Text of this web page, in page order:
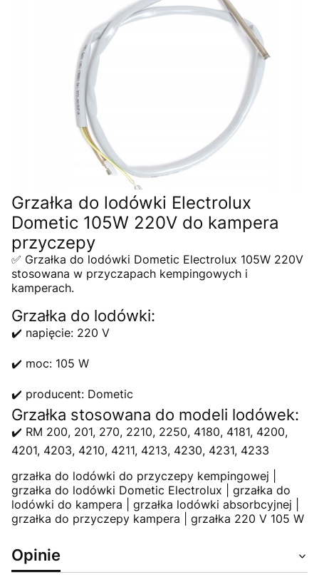
Grzałka do lodówki Electrolux
Dometic 105W 220V do kampera
przyczepy
✅ Grzałka do lodówki Dometic Electrolux 105W 220V
stosowana w przyczapach kempingowych i
kamperach.
Grzałka do lodówki:
✔️ napięcie: 220 V
✔️ moc: 105 W
✔️ producent: Dometic
Grzałka stosowana do modeli lodówek:
✔️ RM 200, 201, 270, 2210, 2250, 4180, 4181, 4200,
4201, 4203, 4210, 4211, 4213, 4230, 4231, 4233
grzałka do lodówki do przyczepy kempingowej |
grzałka do lodówki Dometic Electrolux | grzałka do
lodówki do kampera | grzałka lodówki absorbcyjnej |
grzałka do przyczepy kampera | grzałka 220 V 105 W
Opinie